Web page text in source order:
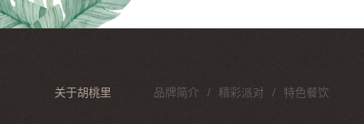
关于胡桃里 品牌简介 精彩派对 特色餐饮